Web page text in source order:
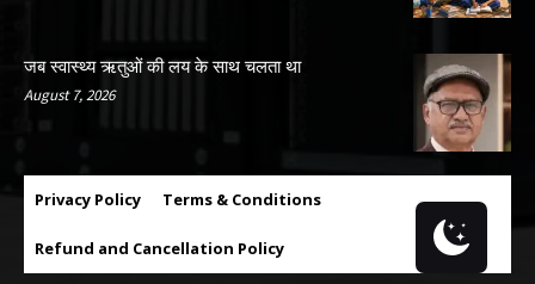
जब स्वास्थ्य ऋतुओं की लय के साथ चलता था
August 7, 2026
Privacy Policy Terms & Conditions
Refund and Cancellation Policy